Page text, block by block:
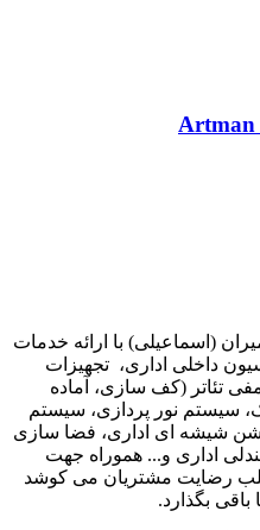
(اسماعیلی) با ارائه خدمات
داخلی اداری‌، تجهیزات
تئاتر (کف سازی، آماده
سیستم نور پردازی، سیستم
شیشه ای اداری، فضا سازی
اداری و... هموراه جهت
رضایت مشتریان می کوشد
بگذارد.